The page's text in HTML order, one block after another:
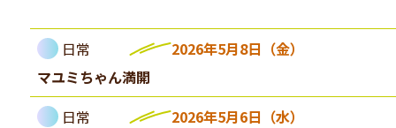
日常
2026年5月8日（金）
マユミちゃん満開
日常
2026年5月6日（水）